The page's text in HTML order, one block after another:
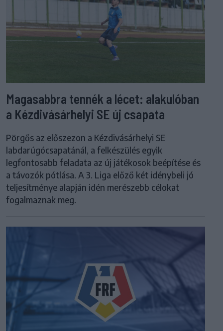
Magasabbra tennék a lécet: alakulóban
a Kézdivásárhelyi SE új csapata
Pörgős az előszezon a Kézdivásárhelyi SE
labdarúgócsapatánál, a felkészülés egyik
legfontosabb feladata az új játékosok beépítése és
a távozók pótlása. A 3. Liga előző két idénybeli jó
teljesítménye alapján idén merészebb célokat
fogalmaznak meg.